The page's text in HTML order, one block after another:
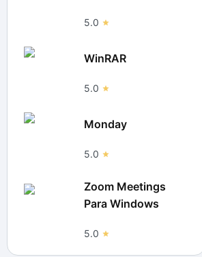
5.0
WinRAR
5.0
Monday
5.0
Zoom Meetings
Para Windows
5.0